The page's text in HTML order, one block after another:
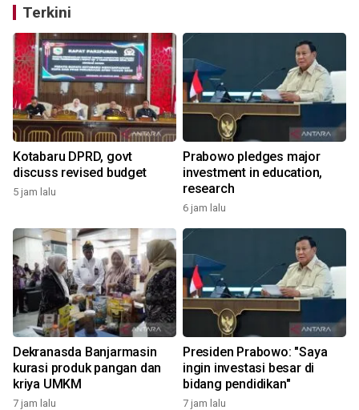
Terkini
Kotabaru DPRD, govt
discuss revised budget
5 jam lalu
Prabowo pledges major
investment in education,
research
6 jam lalu
Dekranasda Banjarmasin
kurasi produk pangan dan
kriya UMKM
7 jam lalu
Presiden Prabowo: "Saya
ingin investasi besar di
bidang pendidikan"
7 jam lalu